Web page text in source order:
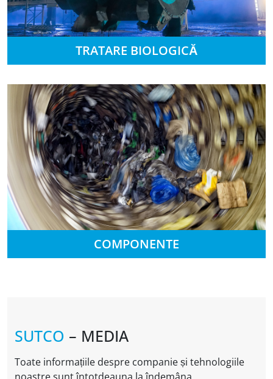
TRATARE BIOLOGICĂ
COMPONENTE
SUTCO – MEDIA
Toate informațiile despre companie și tehnologiile